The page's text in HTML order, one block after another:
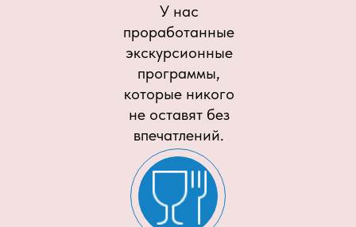
У нас
проработанные
экскурсионные
программы,
которые никого
не оставят без
впечатлений.